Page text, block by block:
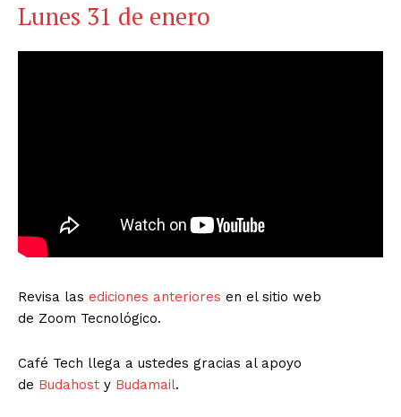
Lunes 31 de enero
Revisa las ediciones anteriores en el sitio web
de Zoom Tecnológico.
Café Tech llega a ustedes gracias al apoyo
de Budahost y Budamail.